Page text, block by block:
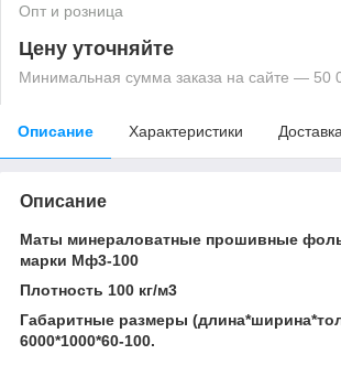
Опт и розница
Цену уточняйте
Минимальная сумма заказа на сайте — 50
Описание Характеристики Доставка
Описание
Маты минераловатные прошивные
марки Мф3-100
Плотность 100 кг/м3
Габаритные размеры
6000*1000*60-100.